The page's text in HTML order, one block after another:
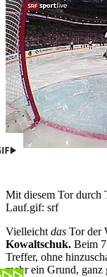
Mit diesem Tor durch
Lauf.gif: srf
Vielleicht das Tor der
Kowaltschuk. Beim
Treffer, ohne
mehr ein Grund, ganz